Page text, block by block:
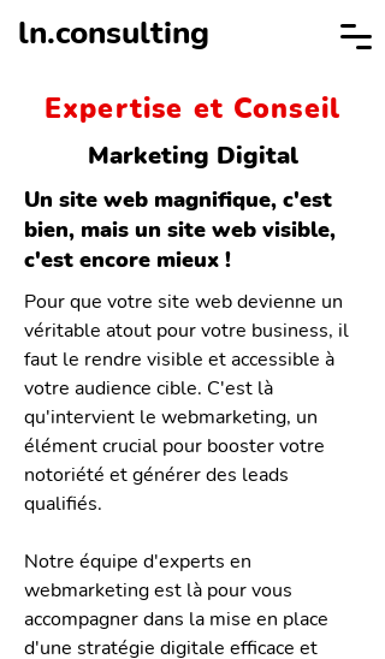
ln.consulting
Expertise et Conseil
Marketing Digital
Un site web magnifique, c'est
bien, mais un site web visible,
c'est encore mieux !
Pour que votre site web devienne un
véritable atout pour votre business, il
faut le rendre visible et accessible à
votre audience cible. C'est là
qu'intervient le webmarketing, un
élément crucial pour booster votre
notoriété et générer des leads
qualifiés.
Notre équipe d'experts en
webmarketing est là pour vous
accompagner dans la mise en place
d'une stratégie digitale efficace et